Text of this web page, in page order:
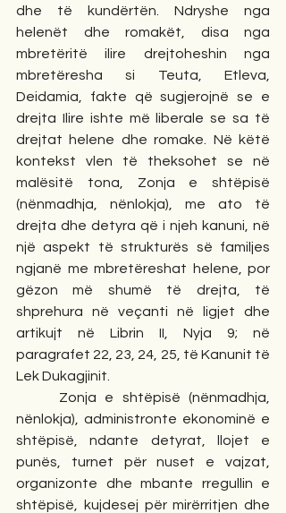
dhe të kundërtën. Ndryshe nga
helenët dhe romakët, disa nga
mbretëritë ilire drejtoheshin nga
mbretëresha si Teuta, Etleva,
Deidamia, fakte që sugjerojnë se e
drejta Ilire ishte më liberale se sa të
drejtat helene dhe romake. Në këtë
kontekst vlen të theksohet se në
malësitë tona, Zonja e shtëpisë
(nënmadhja, nënlokja), me ato të
drejta dhe detyra që i njeh kanuni, në
një aspekt të strukturës së familjes
ngjanë me mbretëreshat helene, por
gëzon më shumë të drejta, të
shprehura në veçanti në ligjet dhe
artikujt në Librin II, Nyja 9; në
paragrafet 22, 23, 24, 25, të Kanunit të
Lek Dukagjinit.
Zonja e shtëpisë (nënmadhja,
nënlokja), administronte ekonominë e
shtëpisë, ndante detyrat, llojet e
punës, turnet për nuset e vajzat,
organizonte dhe mbante rregullin e
shtëpisë, kujdesej për mirërritjen dhe